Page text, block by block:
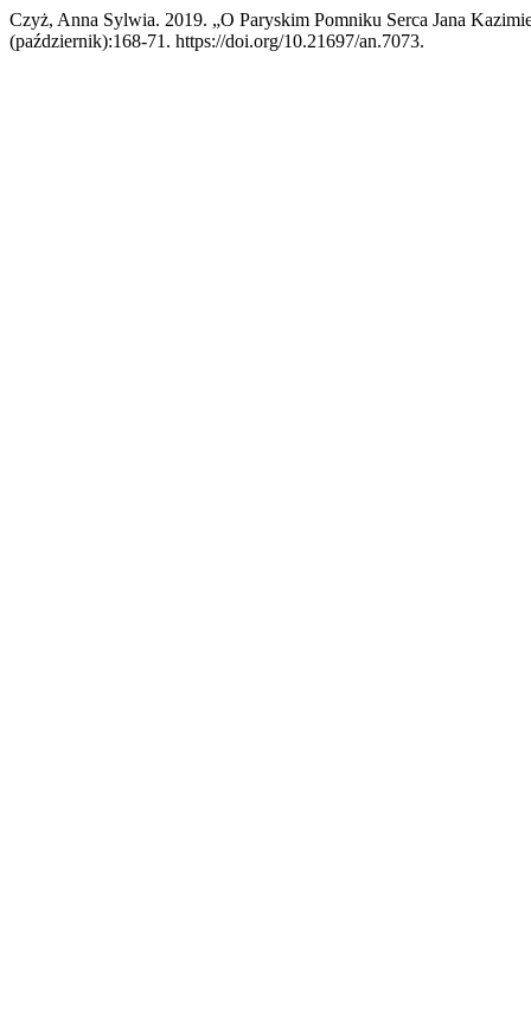
Czyż, Anna Sylwia. 2019. „O Paryskim Pomniku Serca Jana
(październik):168-71. https://doi.org/10.21697/an.7073.